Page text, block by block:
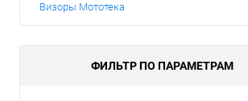
Визоры Мототека
ФИЛЬТР ПО ПАРАМЕТРАМ